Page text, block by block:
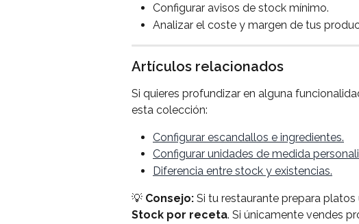
Configurar avisos de stock mínimo.
Analizar el coste y margen de tus
Artículos relacionados
Si quieres profundizar en alguna
esta colección:
Configurar escandallos e ingredientes.
Configurar unidades de medida
Diferencia entre stock y existencias.
💡 Consejo: Si tu restaurante prepara
Stock por receta. Si únicamente vendes